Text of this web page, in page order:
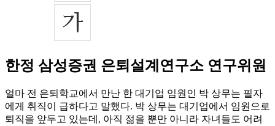
한정 삼성증권 은퇴설계연구소 연구위원
얼마 전 은퇴학교에서 만난 한 대기업 임원인 박 상무는 필자
에게 취직이 급하다고 말했다. 박 상무는 대기업에서 임원으로
퇴직을 앞두고 있는데, 아직 젊을 뿐만 아니라 자녀들도 어려